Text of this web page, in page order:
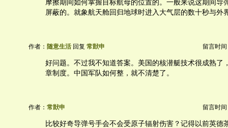
摩擦期间如何掌握目标航母的位置的。一般来说这期间导
屏蔽的。就象航天舱回归地球时进入大气层的数十秒与外
作者： 随意生活 回复 常獃申 留言时间
好问题。不过我不知道答案。美国的核潜艇技术很成熟了
章制度。中国军队如何整，就不清楚了。
作者： 常獃申 留言时间
比较好奇导弹号手会不会受原子辐射伤害？记得以前英德